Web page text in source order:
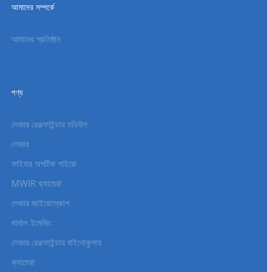
আমাদের সম্পর্কে
আমাদের প্রতিষ্ঠান
পণ্য
লেজার রেঞ্জফাইন্ডার মডিউল
লেজার
ফাইবার অপটিক গাইরো
MWIR ক্যামেরা
লেজার জাইরোস্কোপ
থার্মাল ইমেজিং
লেজার রেঞ্জফাইন্ডার বাইনোকুলার
ক্যামেরা